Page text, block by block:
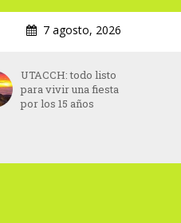
7 agosto, 2026
Eliud Kipchoge
anuncia que correrá
la maratón de